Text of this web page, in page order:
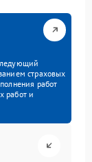
страховых
работ
работ и